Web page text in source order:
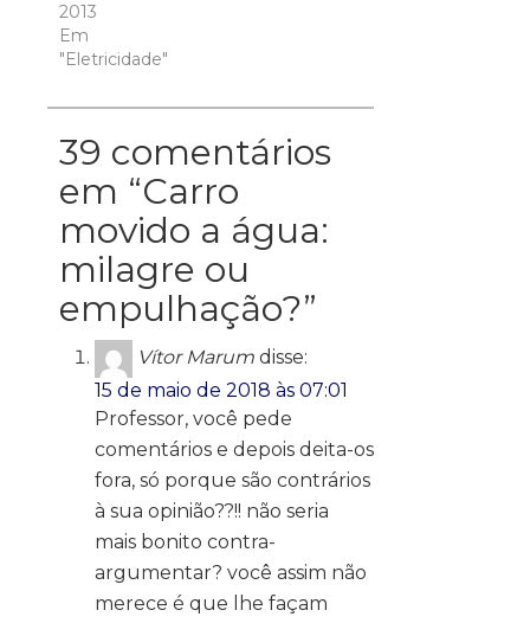
2013
Em
"Eletricidade"
39 comentários
em “Carro
movido a água:
milagre ou
empulhação?”
Vítor Marum disse:
15 de maio de 2018 às 07:01
Professor, você pede
comentários e depois deita-os
fora, só porque são contrários
à sua opinião??!! não seria
mais bonito contra-
argumentar? você assim não
merece é que lhe façam